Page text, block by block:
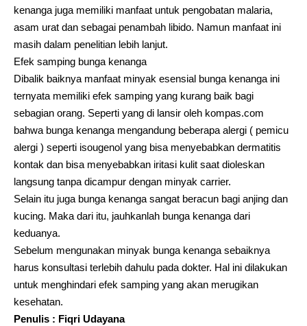
kenanga juga memiliki manfaat untuk pengobatan malaria,
asam urat dan sebagai penambah libido. Namun manfaat ini
masih dalam penelitian lebih lanjut.
Efek samping bunga kenanga
Dibalik baiknya manfaat minyak esensial bunga kenanga ini
ternyata memiliki efek samping yang kurang baik bagi
sebagian orang. Seperti yang di lansir oleh kompas.com
bahwa bunga kenanga mengandung beberapa alergi ( pemicu
alergi ) seperti isougenol yang bisa menyebabkan dermatitis
kontak dan bisa menyebabkan iritasi kulit saat dioleskan
langsung tanpa dicampur dengan minyak carrier.
Selain itu juga bunga kenanga sangat beracun bagi anjing dan
kucing. Maka dari itu, jauhkanlah bunga kenanga dari
keduanya.
Sebelum mengunakan minyak bunga kenanga sebaiknya
harus konsultasi terlebih dahulu pada dokter. Hal ini dilakukan
untuk menghindari efek samping yang akan merugikan
kesehatan.
Penulis : Fiqri Udayana